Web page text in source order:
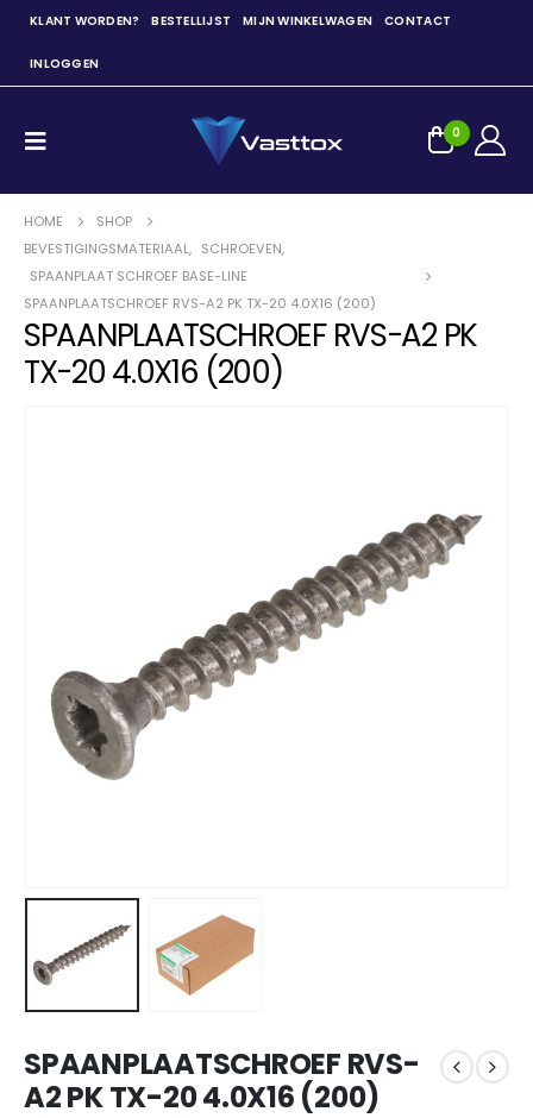
KLANT WORDEN? BESTELLIJST MIJN WINKELWAGEN CONTACT
INLOGGEN
0
HOME
SHOP
BEVESTIGINGSMATERIAAL, SCHROEVEN,
SPAANPLAAT SCHROEF BASE-LINE
SPAANPLAATSCHROEF RVS-A2 PK TX-20 4.0X16 (200)
SPAANPLAATSCHROEF RVS-A2 PK
TX-20 4.0X16 (200)
SPAANPLAATSCHROEF RVS-
A2 PK TX-20 4.0X16 (200)